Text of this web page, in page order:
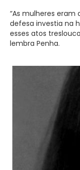
“As mulheres eram
defesa investia na
esses atos
lembra Penha.